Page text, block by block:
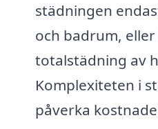
städningen
och badrum,
totalstädning av
Komplexiteten i
påverka